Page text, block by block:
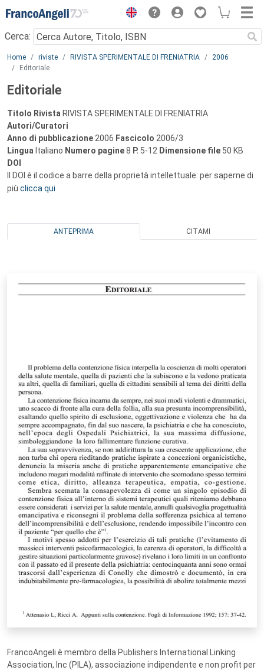
Menu
Cerca:
Main content
Home riviste RIVISTA SPERIMENTALE DI FRENIATRIA
2006
Editoriale
Editoriale
Titolo Rivista RIVISTA SPERIMENTALE DI FRENIATRIA
Autori/Curatori
Anno di pubblicazione 2006 Fascicolo 2006/3
Lingua Italiano Numero pagine8 P. 5-12 Dimensione file 50 KB
DOI
Il DOI è il codice a barre della proprietà intellettuale: per saperne di
più clicca qui
ANTEPRIMA CITAMI
FrancoAngeli è membro della Publishers International Linking
Association, Inc (PILA), associazione indipendente e non profit per